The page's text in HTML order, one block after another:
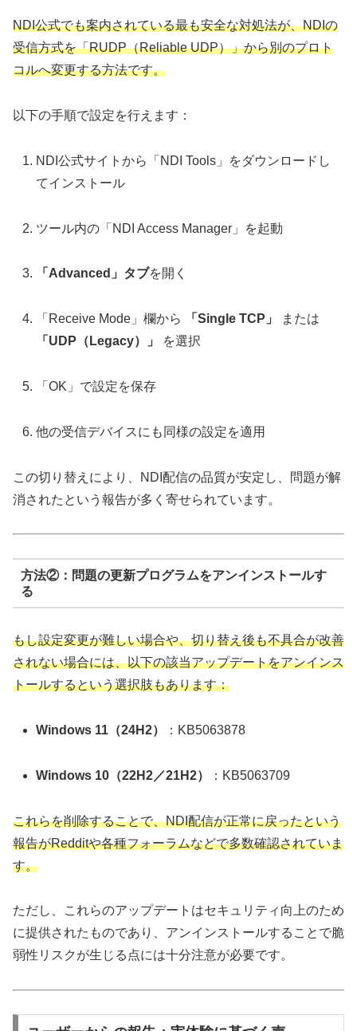
NDI公式でも案内されている最も安全な対処法が、NDIの
受信方式を「RUDP（Reliable UDP）」から別のプロト
コルへ変更する方法です。
以下の手順で設定を行えます：
NDI公式サイトから「NDI Tools」をダウンロードし
てインストール
ツール内の「NDI Access Manager」を起動
「Advanced」タブを開く
「Receive Mode」欄から 「Single TCP」
または
「UDP（Legacy）」
を選択
「OK」で設定を保存
他の受信デバイスにも同様の設定を適用
この切り替えにより、NDI配信の品質が安定し、問題が解
消されたという報告が多く寄せられています。
方法②：問題の更新プログラムをアンインストールす
る
もし設定変更が難しい場合や、切り替え後も不具合が改善
されない場合には、以下の該当アップデートをアンインス
トールするという選択肢もあります：
Windows 11（24H2） ：KB5063878
Windows 10（22H2／21H2） ：KB5063709
これらを削除することで、NDI配信が正常に戻ったという
報告がRedditや各種フォーラムなどで多数確認されていま
す。
ただし、これらのアップデートはセキュリティ向上のため
に提供されたものであり、アンインストールすることで脆
弱性リスクが生じる点には十分注意が必要です。